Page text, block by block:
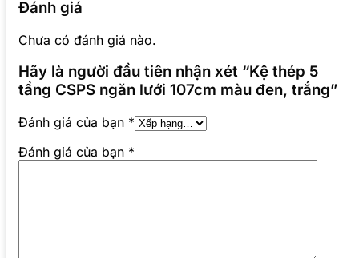
Đánh giá
Chưa có đánh giá nào.
Hãy là người đầu tiên nhận xét “Kệ thép 5
tầng CSPS ngăn lưới 107cm màu đen, trắng”
Đánh giá của bạn *
Đánh giá của bạn *